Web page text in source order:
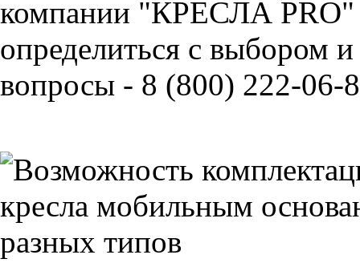
компании "КРЕСЛА PRO"
определиться с выбором
вопросы - 8 (800) 222-06-